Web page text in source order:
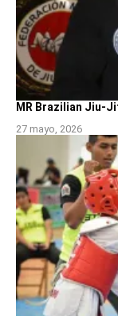
MR Brazilian Jiu-
27 mayo, 2026